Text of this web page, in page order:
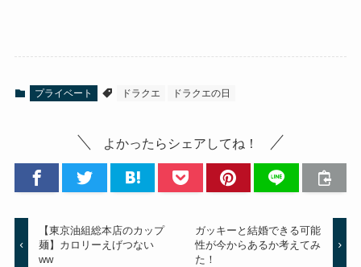
プライベート ドラクエ ドラクエの日
よかったらシェアしてね！
【東京油組総本店のカップ
麺】カロリーえげつない
ww
ガッキーと結婚できる可能
性が今からあるか考えてみ
た！